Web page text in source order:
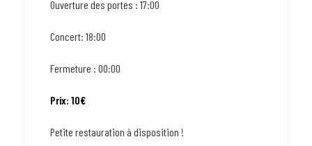
Ouverture des portes : 17:00
Concert: 18:00
Fermeture : 00:00
Prix: 10€
Petite restauration à disposition !